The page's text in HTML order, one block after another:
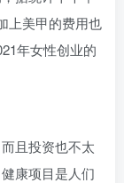
上美甲的费用也
年女性创业的
且投资也不太
康项目是人们